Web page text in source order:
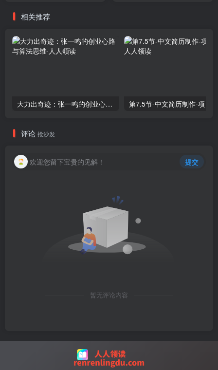
相关推荐
大力出奇迹：张一鸣的创业心路与算法思维 第7.5节-中文简历制作-项目
评论 抢沙发
欢迎您留下宝贵的见解！ 提交
暂无评论内容